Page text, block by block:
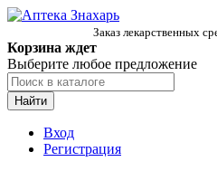
Заказ лекарственных
Корзина ждет
Выберите любое предложение
Найти
Вход
Регистрация